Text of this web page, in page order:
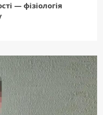
— фізіологія